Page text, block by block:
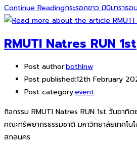
Continue Readingกระรอกขาว มินิมาราธ
RMUTI Natres RUN 1st
Post author:bothlnw
Post published:12th February
Post category:event
กิจกรรม RMUTI Natres RUN 1st วันอา
คณะทรัพยากรธรรมชาติ มหาวิทยาลัยเทคโน
สกลนคร